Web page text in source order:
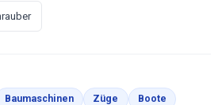
BaumaschinenMalvorlagen
Züge Malvorlagen
Boote